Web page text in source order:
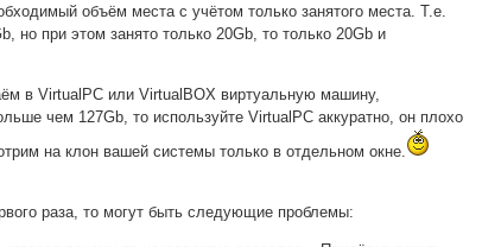
объём места с учётом только занятого места. Т.е.
но при этом занято только 20Gb, то только 20Gb и
в VirtualPC или VirtualBOX виртуальную машину,
чем 127Gb, то используйте VirtualPC аккуратно, он плохо
на клон вашей системы только в отдельном окне.
раза, то могут быть следующие проблемы: